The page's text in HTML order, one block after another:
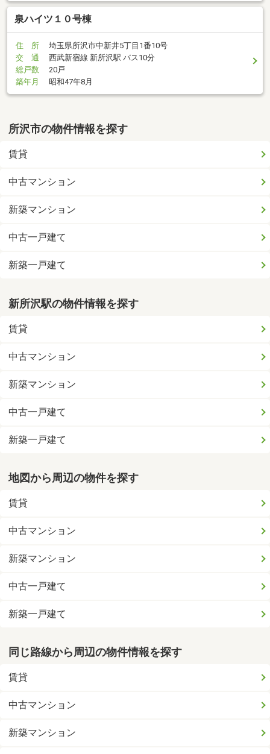
泉ハイツ１０号棟
住 所
埼玉県所沢市中新井5丁目1番10号
交 通
西武新宿線 新所沢駅 バス10分
総戸数
20戸
築年月
昭和47年8月
所沢市の物件情報を探す
賃貸
中古マンション
新築マンション
中古一戸建て
新築一戸建て
新所沢駅の物件情報を探す
賃貸
中古マンション
新築マンション
中古一戸建て
新築一戸建て
地図から周辺の物件を探す
賃貸
中古マンション
新築マンション
中古一戸建て
新築一戸建て
同じ路線から周辺の物件情報を探す
賃貸
中古マンション
新築マンション